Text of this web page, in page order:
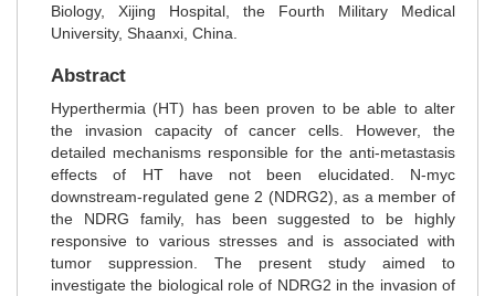
Biology, Xijing Hospital, the Fourth Military Medical
University, Shaanxi, China.
Abstract
Hyperthermia (HT) has been proven to be able to alter
the invasion capacity of cancer cells. However, the
detailed mechanisms responsible for the anti-metastasis
effects of HT have not been elucidated. N-myc
downstream-regulated gene 2 (NDRG2), as a member of
the NDRG family, has been suggested to be highly
responsive to various stresses and is associated with
tumor suppression. The present study aimed to
investigate the biological role of NDRG2 in the invasion of